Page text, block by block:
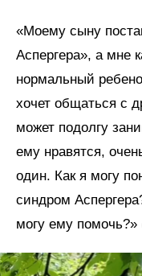
«Моему сыну
Аспергера», а мне
нормальный
хочет общаться с
может подолгу
ему нравятся,
один. Как я могу
синдром
могу ему помочь?»